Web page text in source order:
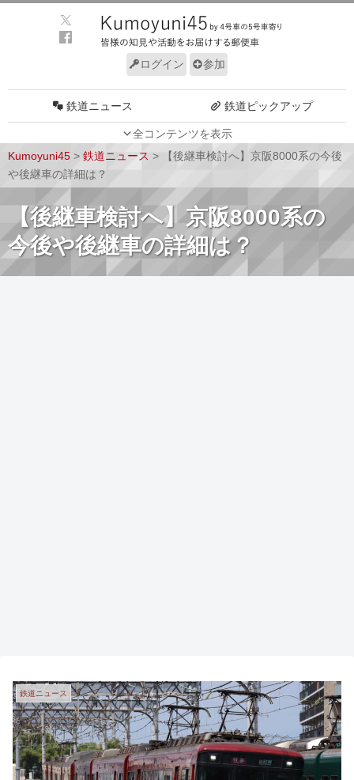
ログイン 参加
全コンテンツを表示
鉄道ニュース 鉄道ピックアップ
車両技術
Kumoyuni45 > 鉄道ニュース >
【後継車検討へ】京阪8000系の今後
や後継車の詳細は？
【後継車検討へ】京阪8000系の
今後や後継車の詳細は？
鉄道ニュース